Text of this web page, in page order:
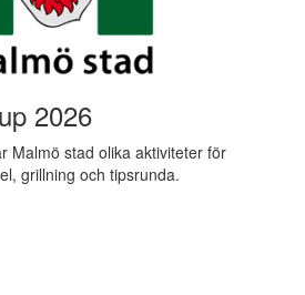
2026
Malmö stad olika aktiviteter för
grillning och tipsrunda.